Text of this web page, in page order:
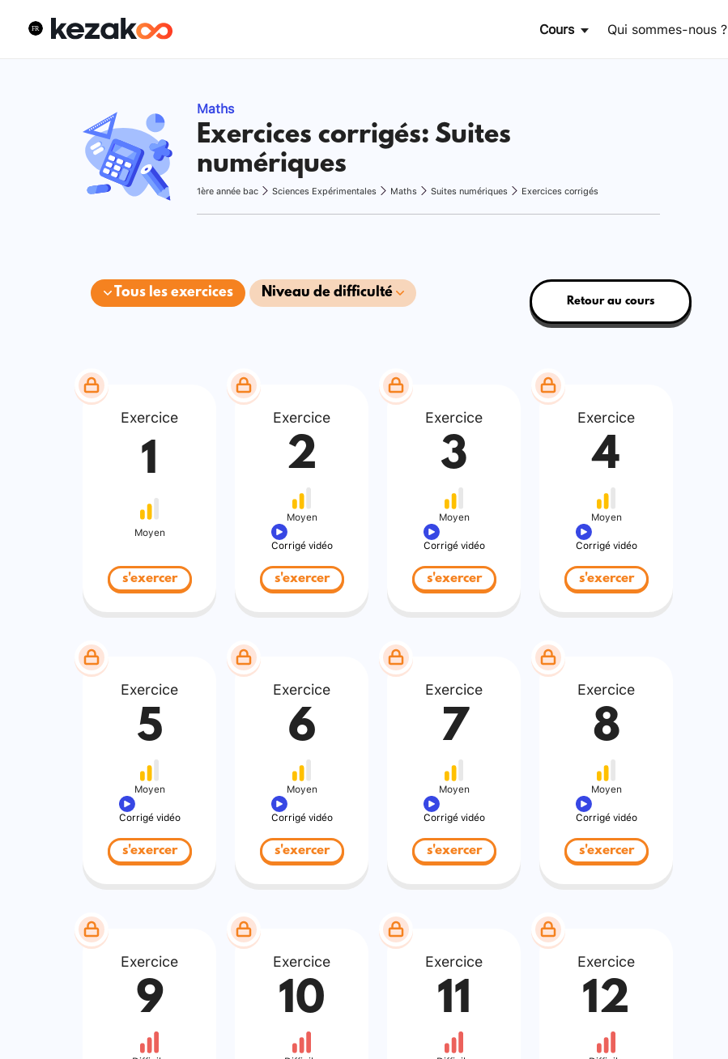
Cours Qui sommes-nous ?
Maths
Exercices corrigés: Suites
numériques
1ère année bac Sciences Expérimentales Maths Suites numériques Exercices corrigés
Tous les exercices Niveau de difficulté
Retour au cours
Exercice
1
Moyen
s'exercer
Exercice
2
Moyen
Corrigé vidéo
s'exercer
Exercice
3
Moyen
Corrigé vidéo
s'exercer
Exercice
4
Moyen
Corrigé vidéo
s'exercer
Exercice
5
Moyen
Corrigé vidéo
s'exercer
Exercice
6
Moyen
Corrigé vidéo
s'exercer
Exercice
7
Moyen
Corrigé vidéo
s'exercer
Exercice
8
Moyen
Corrigé vidéo
s'exercer
Exercice
9
Exercice
10
Exercice
11
Exercice
12